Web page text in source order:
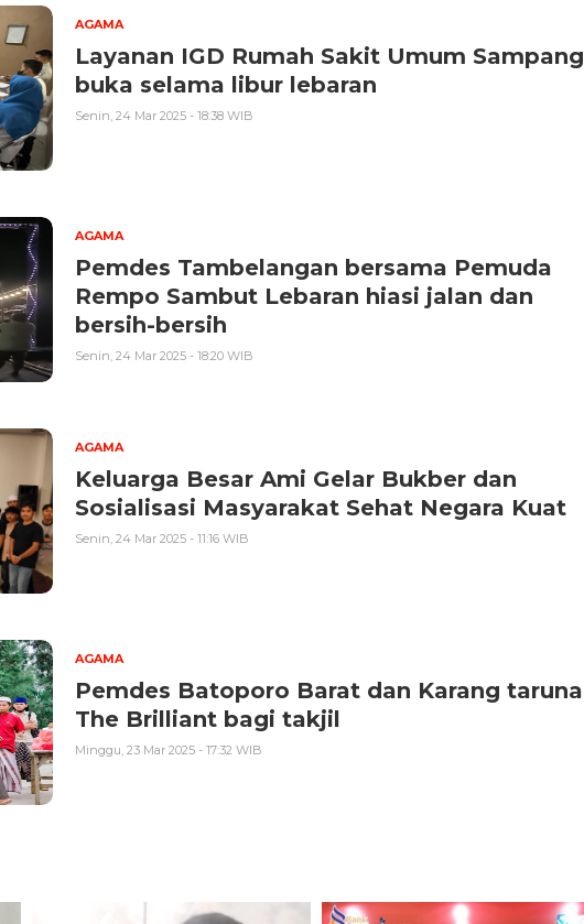
AGAMA
Layanan IGD Rumah Sakit Umum Sampang
buka selama libur lebaran
Senin, 24 Mar 2025 - 18:38 WIB
AGAMA
Pemdes Tambelangan bersama Pemuda
Rempo Sambut Lebaran hiasi jalan dan
bersih-bersih
Senin, 24 Mar 2025 - 18:20 WIB
AGAMA
Keluarga Besar Ami Gelar Bukber dan
Sosialisasi Masyarakat Sehat Negara Kuat
Senin, 24 Mar 2025 - 11:16 WIB
AGAMA
Pemdes Batoporo Barat dan Karang taruna
The Brilliant bagi takjil
Minggu, 23 Mar 2025 - 17:32 WIB